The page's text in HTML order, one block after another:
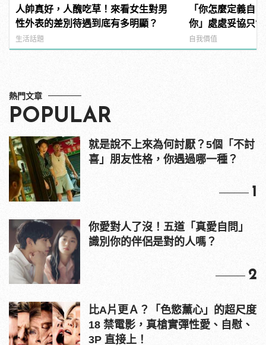
人帥真好，人醜吃草！來看女生對男
性外表的差別待遇到底有多明顯？
生活話題
「你怎麼定義自
你」處處妥協只
自我價值
熱門文章
POPULAR
就是說不上來為何討厭？5個「不討
喜」朋友性格，你遇過哪一種？
1
你愛對人了沒！五道「真愛自問」
識別你的伴侶是對的人嗎？
2
比A片更Ａ？「色慾薰心」的超尺度
18 禁電影，真槍實彈性愛、自慰、
3P 直接上！